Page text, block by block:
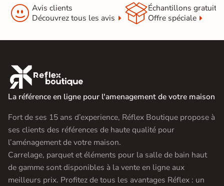
 Avis clients
Découvrez tous les avis
Échantillons gratuit
Offre spéciale

La référence en ligne pour l'amenagement de votre maison
Fort de ses 15 ans d’experience, Réflex Boutique propose à
ses clients des références de haute qualité pour
l’aménagement de votre maison.
Carrelage, parquet et éléments pour la salle de bain haut
de gamme sont disponibles à la vente en ligne aux
meilleurs prix. Profitez de tous les avantages Réflex : un